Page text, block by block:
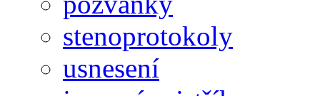
stenoprotokoly
usnesení